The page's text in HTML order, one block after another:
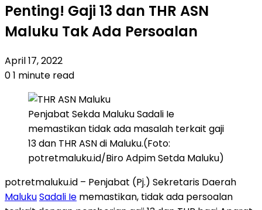
Penting! Gaji 13 dan THR ASN
Maluku Tak Ada Persoalan
April 17, 2022
01 minute read
Penjabat Sekda Maluku Sadali Ie
memastikan tidak ada masalah terkait gaji
13 dan THR ASN di Maluku.(Foto:
potretmaluku.id/Biro Adpim Setda Maluku)
potretmaluku.id – Penjabat (Pj.) Sekretaris Daerah
MalukuSadali Ie memastikan, tidak ada persoalan